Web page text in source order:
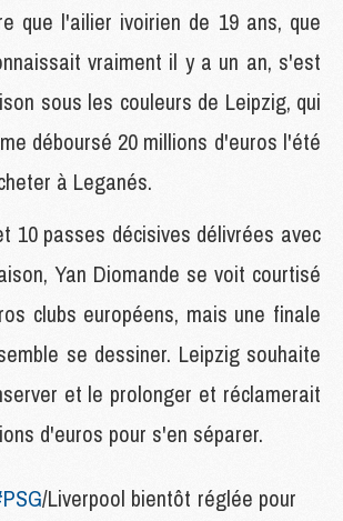
que l'ailier ivoirien de 19 ans, que
vraiment il y a un an, s'est
sous les couleurs de Leipzig, qui
déboursé 20 millions d'euros l'été
à Leganés.
10 passes décisives délivrées avec
Yan Diomande se voit courtisé
clubs européens, mais une finale
se dessiner. Leipzig souhaite
et le prolonger et réclamerait
d'euros pour s'en séparer.
/Liverpool bientôt réglée pour